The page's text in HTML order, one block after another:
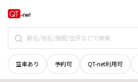
空車あり 予約可 QT-net利用可
和歌山県